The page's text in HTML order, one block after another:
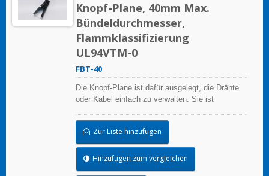
Knopf-Plane, 40mm Max.
Bündeldurchmesser,
Flammklassifizierung
UL94VTM-0
FBT-40
Die Knopf-Plane ist dafür ausgelegt, die Drähte
oder Kabel einfach zu verwalten. Sie ist
Zur Liste hinzufügen
Hinzufügen zum vergleichen